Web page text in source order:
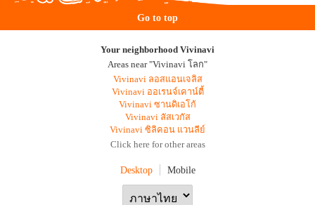
Go to top
Your neighborhood Vivinavi
Areas near "Vivinavi โลก"
Vivinavi ลอสแอนเจลิส
Vivinavi ออเรนจ์เคาน์ตี้
Vivinavi ซานดิเอโก้
Vivinavi ลัสเวกัส
Vivinavi ซิลิคอน แวนลีย์
Click here for other areas
Desktop Mobile